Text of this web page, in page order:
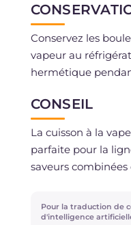
Conservez les
vapeur au
hermétique
si vous avez utilisé
CONSEIL
La cuisson à la
parfaite pour la
saveurs combinées
selon votre goût.
saveurs
Pour la traduction de
d'intelligence